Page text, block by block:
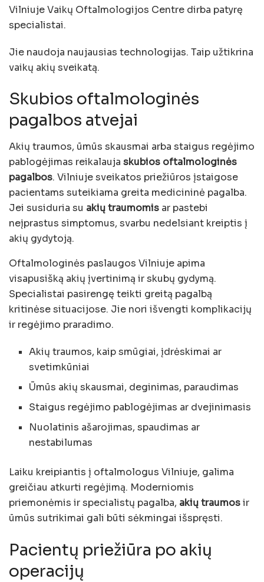
Vilniuje Vaikų Oftalmologijos Centre dirba patyrę
specialistai.
Jie naudoja naujausias technologijas. Taip užtikrina
vaikų akių sveikatą.
Skubios oftalmologinės
pagalbos atvejai
Akių traumos, ūmūs skausmai arba staigus regėjimo
pablogėjimas reikalauja skubios oftalmologinės
pagalbos. Vilniuje sveikatos priežiūros įstaigose
pacientams suteikiama greita medicininė pagalba.
Jei susiduria su akių traumomis ar pastebi
neįprastus simptomus, svarbu nedelsiant kreiptis į
akių gydytoją.
Oftalmologinės paslaugos Vilniuje apima
visapusišką akių įvertinimą ir skubų gydymą.
Specialistai pasirengę teikti greitą pagalbą
kritinėse situacijose. Jie nori išvengti komplikacijų
ir regėjimo praradimo.
Akių traumos, kaip smūgiai, įdrėskimai ar
svetimkūniai
Ūmūs akių skausmai, deginimas, paraudimas
Staigus regėjimo pablogėjimas ar dvejinimasis
Nuolatinis ašarojimas, spaudimas ar
nestabilumas
Laiku kreipiantis į oftalmologus Vilniuje, galima
greičiau atkurti regėjimą. Moderniomis
priemonėmis ir specialistų pagalba, akių traumosir
ūmūs sutrikimai gali būti sėkmingai išspręsti.
Pacientų priežiūra po akių
operacijų